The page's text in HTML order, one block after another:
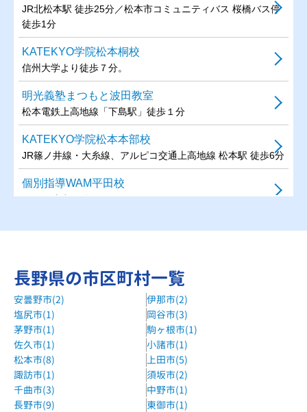
JR北松本駅 徒歩25分／松本市コミュニティバス 桜橋バス停
徒歩1分
KATEKYO学院松本桐校
信州大学より徒歩７分。
明光義塾まつもと波田教室
松本電鉄上高地線「下島駅」徒歩１分
KATEKYO学院松本本部校
JR篠ノ井線・大糸線、アルピコ交通上高地線 松本駅 徒歩6分
個別指導WAM平田校
平田駅徒歩10分
甲斐ゼミナール高宮教室
JR篠ノ井線 南松本駅から車で約5分
長野県の市区町村一覧
安曇野市(2)
伊那市(2)
塩尻市(1)
岡谷市(3)
茅野市(1)
駒ヶ根市(1)
佐久市(1)
小諸市(1)
松本市(8)
上田市(5)
諏訪市(1)
須坂市(2)
千曲市(3)
中野市(1)
長野市(9)
東御市(1)